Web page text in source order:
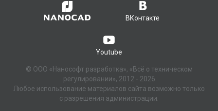
ВКонтакте
Youtube
© ООО «Нанософт разработка», «Всё о техническом
регулировании», 2012 - 2026
Любое использование материалов сайта возможно только
с разрешения администрации.